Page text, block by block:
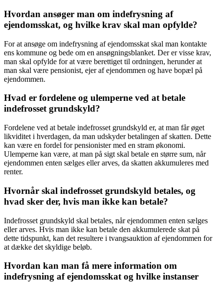
Hvordan ansøger man om indefrysning af
ejendomsskat, og hvilke krav skal man opfylde?
For at ansøge om indefrysning af ejendomsskat skal man kontakte
ens kommune og bede om en ansøgningsblanket. Der er visse krav,
man skal opfylde for at være berettiget til ordningen, herunder at
man skal være pensionist, ejer af ejendommen og have bopæl på
ejendommen.
Hvad er fordelene og ulemperne ved at betale
indefrosset grundskyld?
Fordelene ved at betale indefrosset grundskyld er, at man får øget
likviditet i hverdagen, da man udskyder betalingen af skatten. Dette
kan være en fordel for pensionister med en stram økonomi.
Ulemperne kan være, at man på sigt skal betale en større sum, når
ejendommen enten sælges eller arves, da skatten akkumuleres med
renter.
Hvornår skal indefrosset grundskyld betales, og
hvad sker der, hvis man ikke kan betale?
Indefrosset grundskyld skal betales, når ejendommen enten sælges
eller arves. Hvis man ikke kan betale den akkumulerede skat på
dette tidspunkt, kan det resultere i tvangsauktion af ejendommen for
at dække det skyldige beløb.
Hvordan kan man få mere information om
indefrysning af ejendomsskat og hvilke instanser